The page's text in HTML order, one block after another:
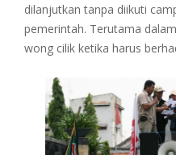
dilanjutkan tanpa diikuti
pemerintah. Terutama
wong cilik ketika harus